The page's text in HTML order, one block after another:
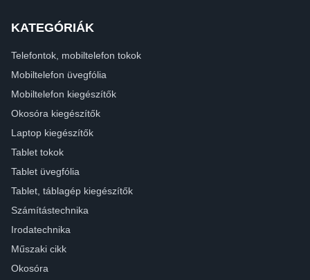
KATEGÓRIÁK
Telefontok, mobiltelefon tokok
Mobiltelefon üvegfólia
Mobiltelefon kiegészítők
Okosóra kiegészítők
Laptop kiegészítők
Tablet tokok
Tablet üvegfólia
Tablet, táblagép kiegészítők
Számítástechnika
Irodatechnika
Műszaki cikk
Okosóra